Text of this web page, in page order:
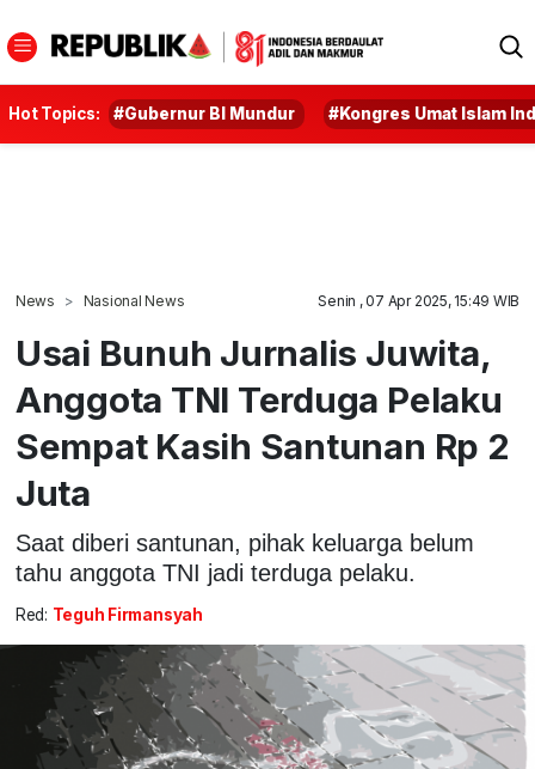
Hot Topics: #Gubernur BI Mundur #Kongres Umat Islam
News Nasional News Senin , 07 Apr 2025, 15:49 WIB
Usai Bunuh Jurnalis Juwita,
Anggota TNI Terduga Pelaku
Sempat Kasih Santunan Rp 2
Juta
Saat diberi santunan, pihak keluarga belum
tahu anggota TNI jadi terduga pelaku.
Red: Teguh Firmansyah